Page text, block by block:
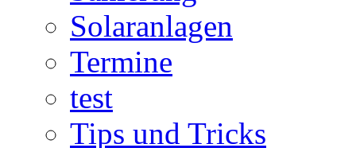
Solaranlagen
Termine
test
Tips und Tricks